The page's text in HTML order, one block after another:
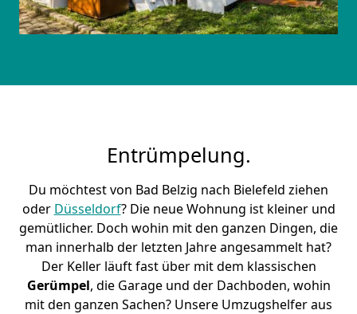
Entrümpelung.
Du möchtest von Bad Belzig nach Bielefeld ziehen
oder Düsseldorf? Die neue Wohnung ist kleiner und
gemütlicher. Doch wohin mit den ganzen Dingen, die
man innerhalb der letzten Jahre angesammelt hat?
Der Keller läuft fast über mit dem klassischen
Gerümpel, die Garage und der Dachboden, wohin
mit den ganzen Sachen? Unsere Umzugshelfer aus